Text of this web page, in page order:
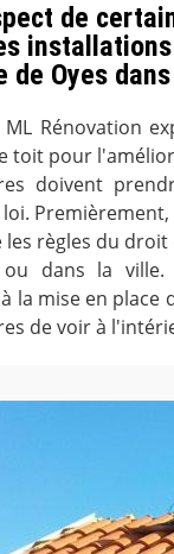
de
de Oyes
ML Rénovation
toit pour
doivent
loi.
les règles du
dans la ville.
la mise en place
de voir à